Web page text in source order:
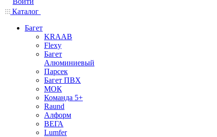
Каталог
Багет
KRAAB
Flexy
Багет
Алюминиевый
Парсек
Багет ПВХ
МОК
Команда 5+
Raund
Алформ
ВЕГА
Lumfer